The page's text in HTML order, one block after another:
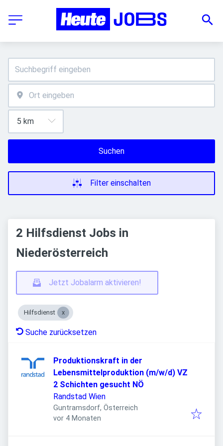
Suchen
Filter einschalten
2 Hilfsdienst Jobs in
Niederösterreich
Jetzt Jobalarm aktivieren!
Hilfsdienst
Suche zurücksetzen
Produktionskraft in der
Lebensmittelproduktion (m/w/d) VZ
2 Schichten gesucht NÖ
Randstad Wien
Guntramsdorf, Österreich
Veröffentlicht:
vor 4 Monaten